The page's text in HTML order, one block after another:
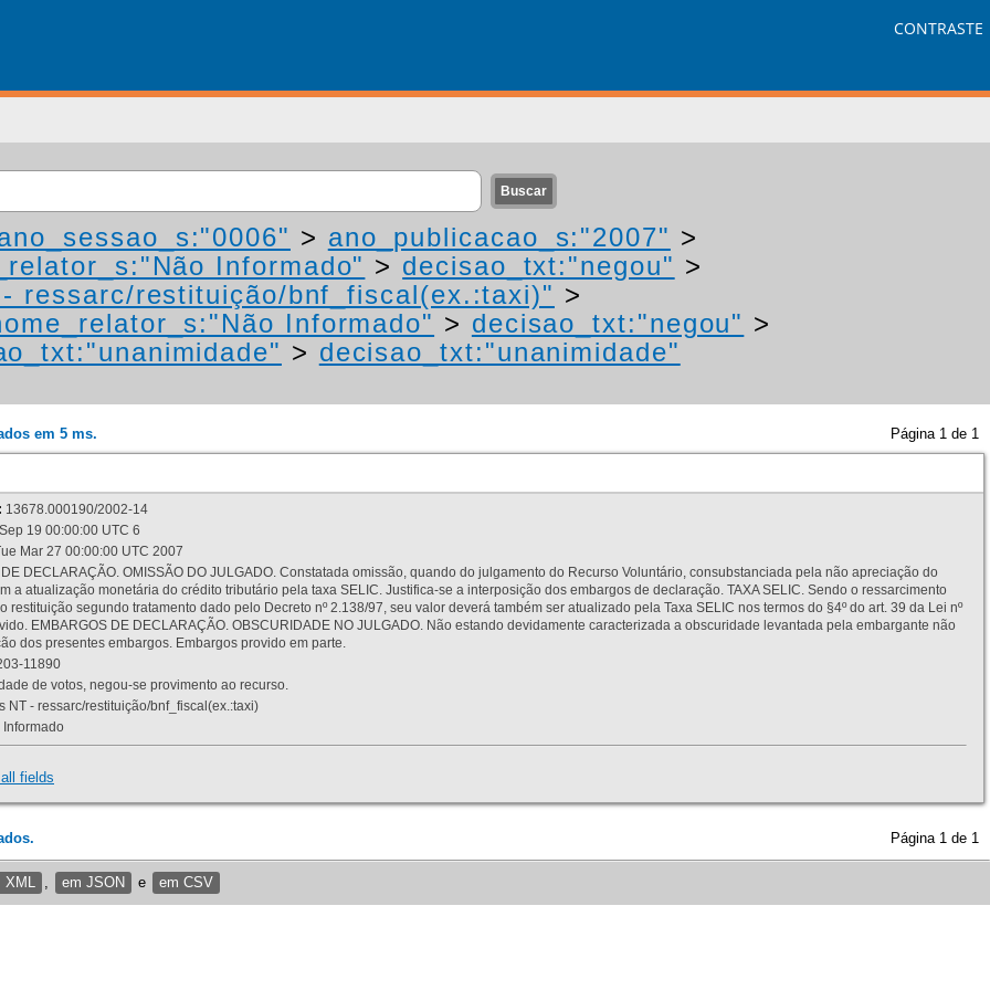
CONTRASTE
> ano_publicacao_s:"2007" >
Informado" > decisao_txt:"negou" >
ressarc/restituição/bnf_fiscal(ex.:taxi)" >
Informado" > decisao_txt:"negou" >
> decisao_txt:"unanimidade"
em 5 ms. Página 1 de 1
13678.000190/2002-14
19 00:00:00 UTC 6
Mar 27 00:00:00 UTC 2007
DECLARAÇÃO. OMISSÃO DO JULGADO. Constatada omissão, quando do julgamento do Recurso Voluntário, consubstanciada pela não apreciação do
a atualização monetária do crédito tributário pela taxa SELIC. Justifica-se a interposição dos embargos de declaração. TAXA SELIC. Sendo o ressarcimento
restituição segundo tratamento dado pelo Decreto nº 2.138/97, seu valor deverá também ser atualizado pela Taxa SELIC nos termos do §4º do art. 39 da Lei nº
EMBARGOS DE DECLARAÇÃO. OBSCURIDADE NO JULGADO. Não estando devidamente caracterizada a obscuridade levantada pela embargante não
dos presentes embargos. Embargos provido em parte.
11890
de votos, negou-se provimento ao recurso.
NT - ressarc/restituição/bnf_fiscal(ex.:taxi)
fields
Página 1 de 1
em JSON e em CSV